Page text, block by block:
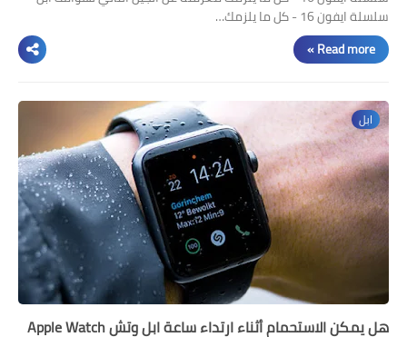
سلسلة ايفون 16 - كل ما يلزمك…
Read more »
ابل
هل يمكن الاستحمام أثناء ارتداء ساعة ابل وتش Apple Watch